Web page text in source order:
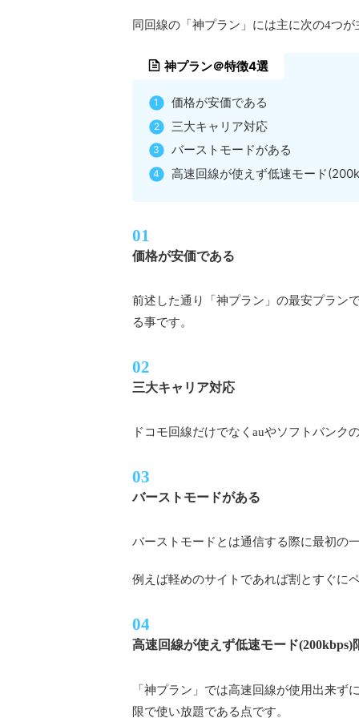
同回線の「神プラン」には主に次の4つ
神プラン＠特徴4選
価格が安価である
三大キャリア対応
バーストモードがある
高速回線が使えず低速モード
価格が安価である
前述した通り「神プラン」の最安プラン
る事です。
三大キャリア対応
ドコモ回線だけでなくauやソフトバンク
バーストモードがある
バーストモードとは通信する際に最初の
例えば軽めのサイトであれば割とすぐに
高速回線が使えず低速モード(200kbps)
「神プラン」では高速回線が使用出来ず
限で使い放題である点です。